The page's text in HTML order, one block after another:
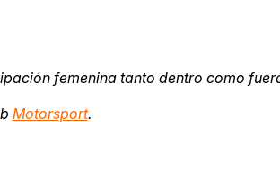
femenina tanto dentro como
Motorsport.